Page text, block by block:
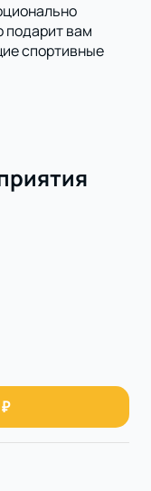
подарит вам
спортивные
₽